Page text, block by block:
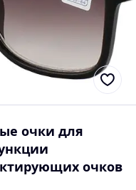
очки для
очков